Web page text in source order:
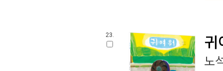
23. 귀
노